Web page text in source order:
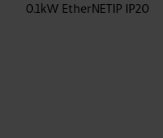
0.1kW EtherNETIP IP20